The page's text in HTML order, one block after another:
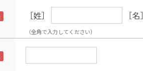
［姓］ ［名］
（全角で入力してください）